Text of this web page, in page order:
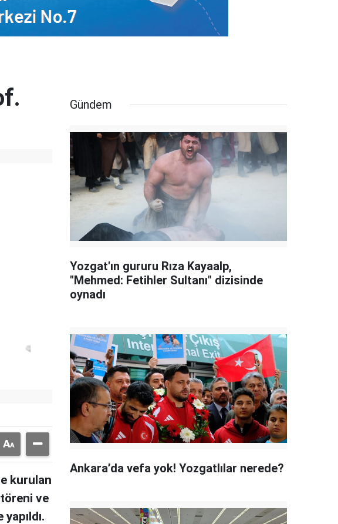
kurulan
ve
Gündem
Yozgat'ın gururu Rıza Kayaalp,
"Mehmed: Fetihler Sultanı" dizisinde
oynadı
Ankara’da vefa yok! Yozgatlılar nerede?